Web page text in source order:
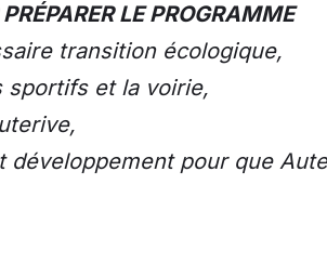
LE PROGRAMME
transition écologique,
sportifs et la voirie,
pour que